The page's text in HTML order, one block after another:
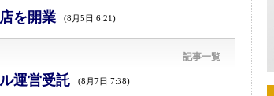
を開業 (8月5日 6:21)
記事一覧
運営受託 (8月7日 7:38)